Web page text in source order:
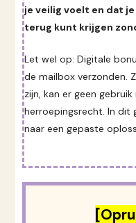
je veilig voelt en dat
terug kunt krijgen
Let wel op: Digitale
de mailbox verzonden.
zijn, kan er geen
herroepingsrecht. In dit
naar een gepaste